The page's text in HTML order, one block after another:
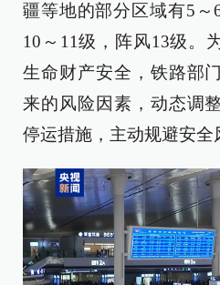
疆等地的部分区域有5～
10～11级，阵风13级。
生命财产安全，铁路部
来的风险因素，动态调
停运措施，主动规避安全